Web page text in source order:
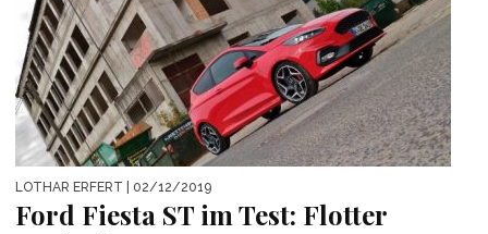
LOTHAR ERFERT | 02/12/2019
Ford Fiesta ST im Test: Flotter